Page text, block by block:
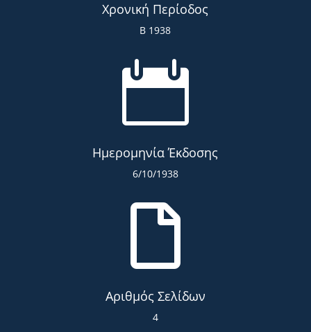
Χρονική Περίοδος
Β 1938

Ημερομηνία Έκδοσης
6/10/1938

Αριθμός Σελίδων
4